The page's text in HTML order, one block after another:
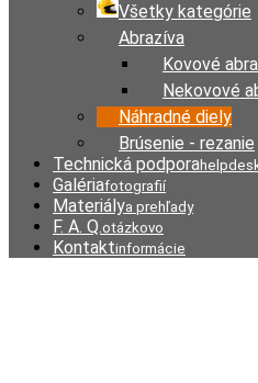
Všetky kategórie
Abrazíva
Kovové
Nekovové
Náhradné diely
Brúsenie - rezanie
Technická podpora
Galériafotografií
Materiálya prehľady
F. A. Q.otázkovo
Kontaktinformácie